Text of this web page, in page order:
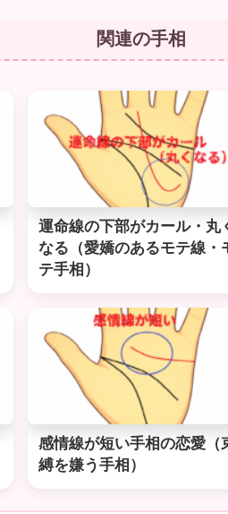
関連の手相
運命線の下部がカール・丸
なる（愛嬌のあるモテ線・
テ手相）
感情線が短い手相の恋愛（
縛を嫌う手相）